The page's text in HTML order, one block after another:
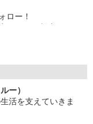
ロー！
がら資格取得が可能
も充実
仕事の両立を応援◎
相談など、各相談窓
ー）
活を支えていきま